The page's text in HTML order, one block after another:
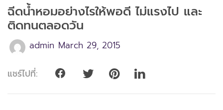
เกี่ยวกับเรา
บริการ
มีทแอนด์ลันช์ในสื่อต่างๆ
ฉีดน้ำหอมอย่างไรให้พอดี ไม่แรงไป และ
ติดทนตลอดวัน
admin March 29, 2015
แชร์ไปที่: